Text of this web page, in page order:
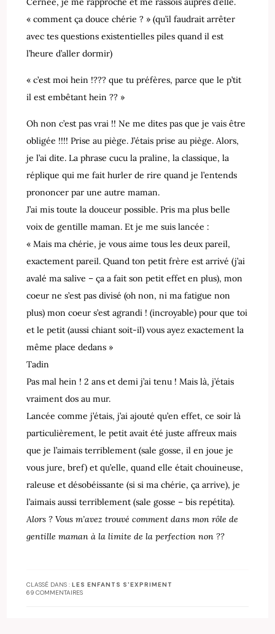
« comment ça douce chérie ? » (qu’il faudrait arrêter
avec tes questions existentielles piles quand il est
l’heure d’aller dormir)
« c’est moi hein !??? que tu préfères, parce que le p’tit
il est embêtant hein ?? »
Oh non c’est pas vrai !! Ne me dites pas que je vais être
obligée !!!! Prise au piège. J’étais prise au piège. Alors,
je l’ai dite. La phrase cucu la praline, la classique, la
réplique qui me fait hurler de rire quand je l’entends
prononcer par une autre maman.
J’ai mis toute la douceur possible. Pris ma plus belle
voix de gentille maman. Et je me suis lancée :
« Mais ma chérie, je vous aime tous les deux pareil,
exactement pareil. Quand ton petit frère est arrivé (j’ai
avalé ma salive – ça a fait son petit effet en plus), mon
coeur ne s’est pas divisé (oh non, ni ma fatigue non
plus) mon coeur s’est agrandi ! (incroyable) pour que toi
et le petit (aussi chiant soit-il) vous ayez exactement la
même place dedans »
Tadin
Pas mal hein ! 2 ans et demi j’ai tenu ! Mais là, j’étais
vraiment dos au mur.
Lancée comme j’étais, j’ai ajouté qu’en effet, ce soir là
particulièrement, le petit avait été juste affreux mais
que je l’aimais terriblement (sale gosse, il en joue je
vous jure, bref) et qu’elle, quand elle était chouineuse,
raleuse et désobéissante (si si ma chérie, ça arrive), je
l’aimais aussi terriblement (sale gosse – bis repétita).
Alors ? Vous m’avez trouvé comment dans mon rôle de
gentille maman à la limite de la perfection non ??
CLASSÉ DANS :LES ENFANTS S'EXPRIMENT
69 COMMENTAIRES